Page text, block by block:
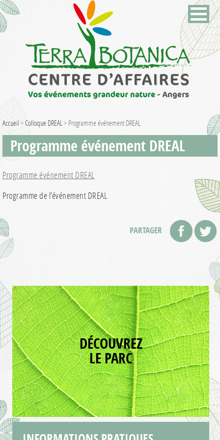
Accueil >Colloque DREAL> Programme événement DREAL
Programme événement DREAL
Programme événement DREAL
Programme de l’événement DREAL
PARTAGER
DÉCOUVREZ
LE PARC